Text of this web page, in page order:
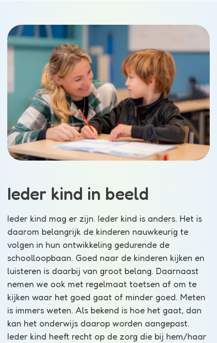
Ieder kind in beeld
Ieder kind mag er zijn. Ieder kind is anders. Het is
daarom belangrijk de kinderen nauwkeurig te
volgen in hun ontwikkeling gedurende de
schoolloopbaan. Goed naar de kinderen kijken en
luisteren is daarbij van groot belang. Daarnaast
nemen we ook met regelmaat toetsen af om te
kijken waar het goed gaat of minder goed. Meten
is immers weten. Als bekend is hoe het gaat, dan
kan het onderwijs daarop worden aangepast.
Ieder kind heeft recht op de zorg die bij hem/haar